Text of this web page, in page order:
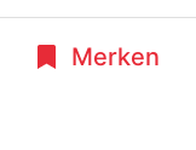
Merken